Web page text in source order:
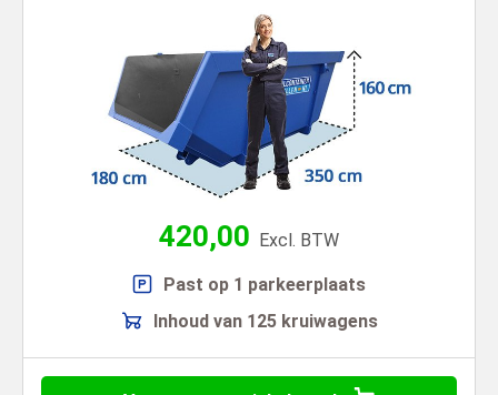
420,00 Excl. BTW
Past op 1 parkeerplaats
Inhoud van 125 kruiwagens